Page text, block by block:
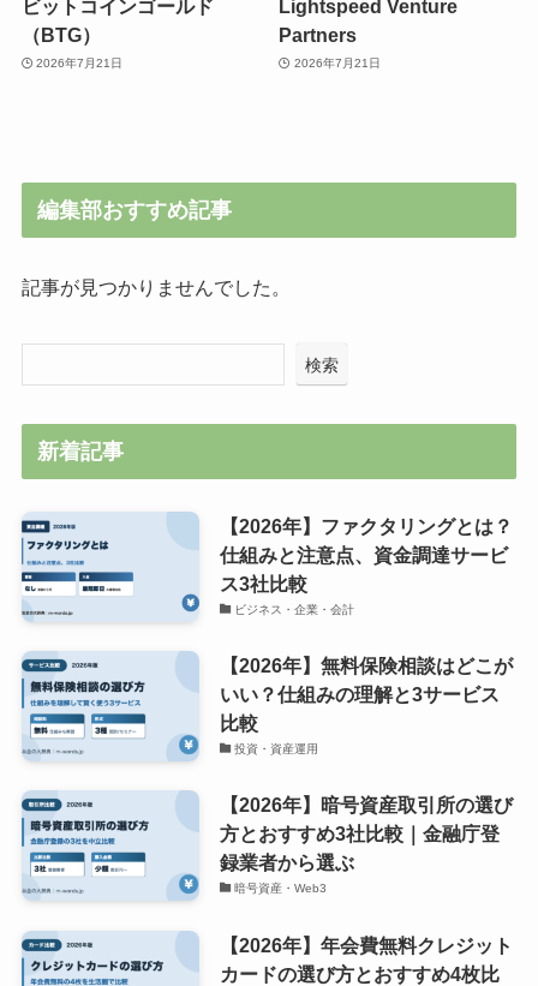
ビットコインゴールド
（BTG）
2026年7月21日
Lightspeed Venture
Partners
2026年7月21日
編集部おすすめ記事
記事が見つかりませんでした。
検索
新着記事
【2026年】ファクタリングとは？
仕組みと注意点、資金調達サービ
ス3社比較
ビジネス・企業・会計
【2026年】無料保険相談はどこが
いい？仕組みの理解と3サービス
比較
投資・資産運用
【2026年】暗号資産取引所の選び
方とおすすめ3社比較｜金融庁登
録業者から選ぶ
暗号資産・Web3
【2026年】年会費無料クレジット
カードの選び方とおすすめ4枚比